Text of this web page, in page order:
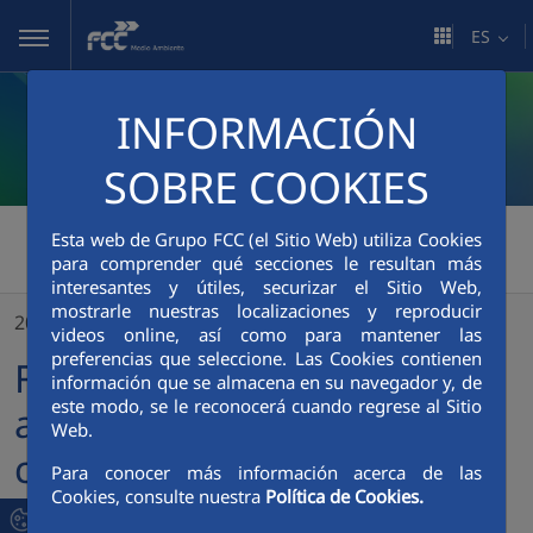
Saltar al contenido principal
INFORMACIÓN
SOBRE COOKIES
Esta web de Grupo FCC (el Sitio Web) utiliza Cookies
para comprender qué secciones le resultan más
interesantes y útiles, securizar el Sitio Web,
mostrarle nuestras localizaciones y reproducir
videos online, así como para mantener las
preferencias que seleccione. Las Cookies contienen
información que se almacena en su navegador y, de
este modo, se le reconocerá cuando regrese al Sitio
Web.
Para conocer más información acerca de las
Cookies, consulte nuestra Política de Cookies.
ES
FCC Medio Ambiente >
FCC Medio Ambiente adjudicataria del nuevo contrato de recogida de residuos y limpieza urbana en Manilva (Málaga)
20/05/2021
FCC Medio Ambiente
adjudicataria del nuevo
contrato de recogida de
residuos y limpieza urbana